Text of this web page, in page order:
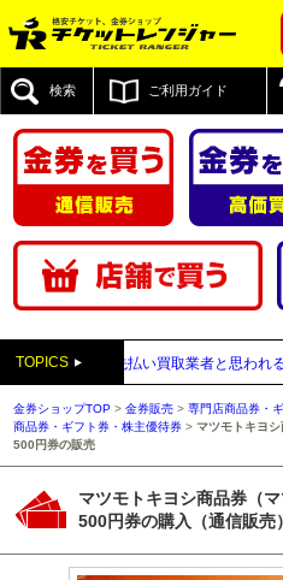
検索 ご利用ガイド
TOPICS
】送付先が先払い買取業者と思われるご
金券ショップTOP >金券販売 >専門店商品券・
商品券・ギフト券・株主優待券 >マツモトキヨシ
500円券の販売
マツモトキヨシ商品券（
500円券の購入（通信販売）